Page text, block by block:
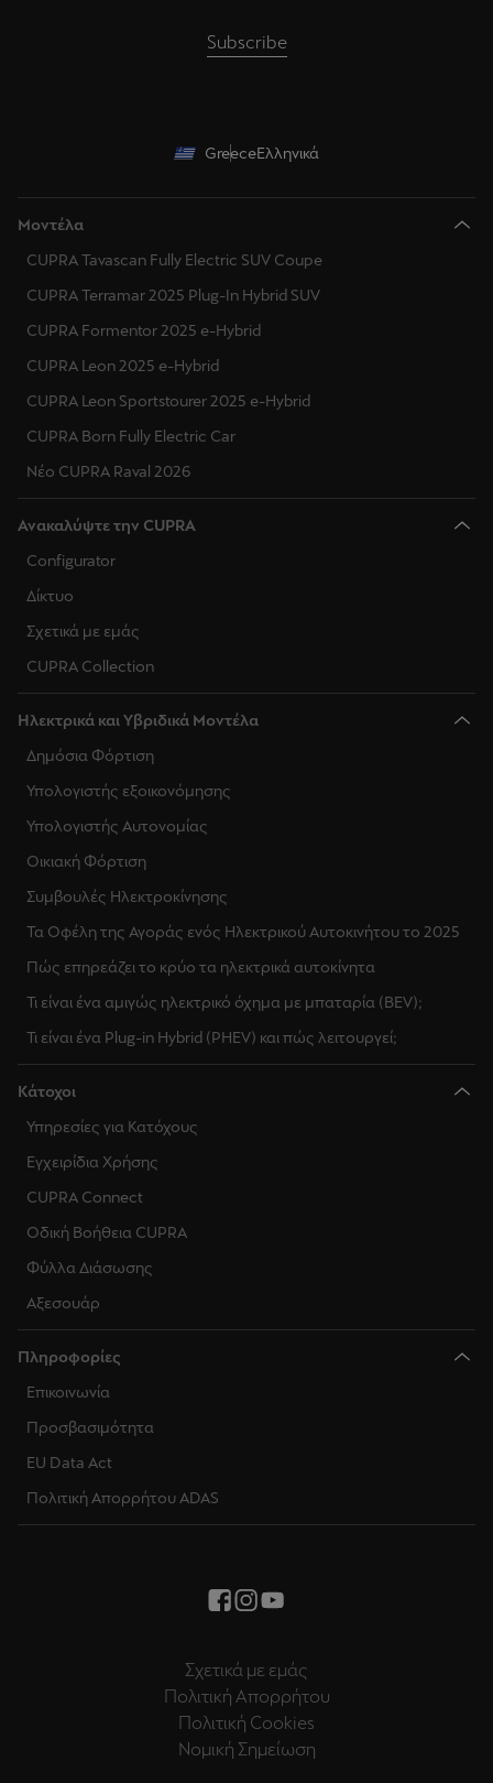
Subscribe
GreeceΕλληνικά
Μοντέλα
CUPRA Tavascan Fully Electric SUV Coupe
CUPRA Terramar 2025 Plug-In Hybrid SUV
CUPRA Formentor 2025 e-Hybrid
CUPRA Leon 2025 e-Hybrid
CUPRA Leon Sportstourer 2025 e-Hybrid
CUPRA Born Fully Electric Car
Νέο CUPRA Raval 2026
Ανακαλύψτε την CUPRA
Configurator
Δίκτυο
Σχετικά με εμάς
CUPRA Collection
Ηλεκτρικά και Υβριδικά Μοντέλα
Δημόσια Φόρτιση
Υπολογιστής εξοικονόμησης
Υπολογιστής Αυτονομίας
Οικιακή Φόρτιση
Συμβουλές Ηλεκτροκίνησης
Τα Οφέλη της Αγοράς ενός Ηλεκτρικού Αυτοκινήτου το 2025
Πώς επηρεάζει το κρύο τα ηλεκτρικά αυτοκίνητα
Τι είναι ένα αμιγώς ηλεκτρικό όχημα με μπαταρία (BEV);
Τι είναι ένα Plug-in Hybrid (PHEV) και πώς λειτουργεί;
Κάτοχοι
Υπηρεσίες για Κατόχους
Εγχειρίδια Χρήσης
CUPRA Connect
Οδική Βοήθεια CUPRA
Φύλλα Διάσωσης
Αξεσουάρ
Πληροφορίες
Επικοινωνία
Προσβασιμότητα
EU Data Act
Πολιτική Απορρήτου ADAS
Σχετικά με εμάς
Πολιτική Απορρήτου
Πολιτική Cookies
Νομική Σημείωση